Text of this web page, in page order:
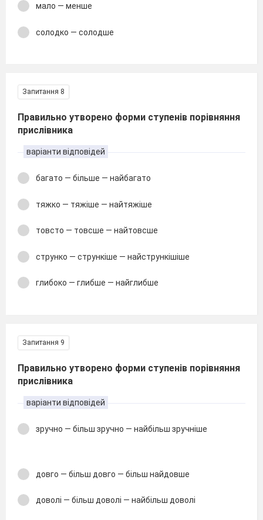
мало — менше
солодко — солодше
Запитання 8
Правильно утворено форми ступенів порівняння
прислівника
варіанти відповідей
багато — більше — найбагато
тяжко — тяжіше — найтяжіше
товсто — товсше — найтовсше
струнко — стрункіше — найстрункішіше
глибоко — глибше — найглибше
Запитання 9
Правильно утворено форми ступенів порівняння
прислівника
варіанти відповідей
зручно — більш зручно — найбільш зручніше
довго — більш довго — більш найдовше
доволі — більш доволі — найбільш доволі